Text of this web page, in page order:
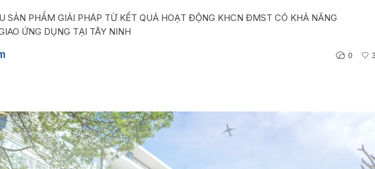
SẢN PHẨM GIẢI PHÁP TỪ KẾT QUẢ HOẠT ĐỘNG KHCN ĐMST CÓ KHẢ NĂNG
ỨNG DỤNG TẠI TÂY NINH
0